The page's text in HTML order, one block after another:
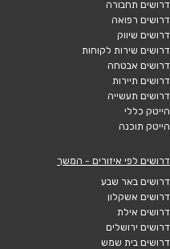
דרושים תחבורה
דרושים רפואה
דרושים שיווק
דרושים שירות לקוחות
דרושים אבטחה
דרושים תיירות
דרושים תעשייה
הייטק כללי
הייטק תוכנה
דרושים לפי איזורים - המשך
דרושים באר שבע
דרושים אשקלון
דרושים אילת
דרושים ירושלים
דרושים בית שמש